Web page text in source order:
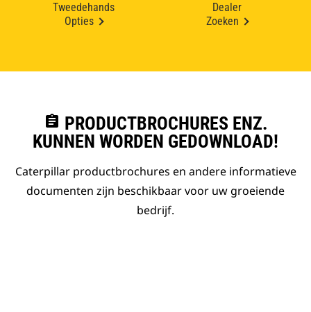
Tweedehands
Opties
Dealer
Zoeken
assignment PRODUCTBROCHURES ENZ.
KUNNEN WORDEN GEDOWNLOAD!
Caterpillar productbrochures en andere informatieve
documenten zijn beschikbaar voor uw groeiende
bedrijf.